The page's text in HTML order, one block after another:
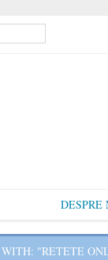
DESPRE
WITH: "RETETE